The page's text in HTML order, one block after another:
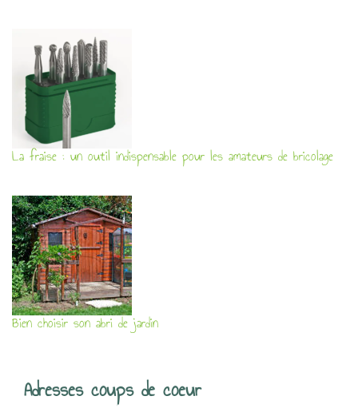
La fraise : un outil indispensable pour les amateurs de bricolage
Bien choisir son abri de jardin
Adresses coups de coeur